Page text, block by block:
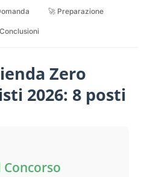
🚀 Preparazione
Zero
2026: 8 posti